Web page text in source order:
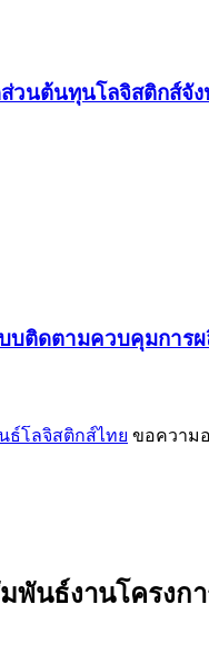
วนต้นทุนโลจิสติกส์จั
บติดตามควบคุมกา
ธ์โลจิสติกส์ไทย ขอความ
พันธ์งานโครง